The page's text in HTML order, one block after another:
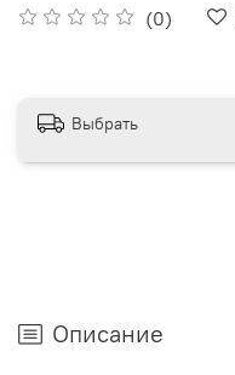
(0)
Выбрать
Описание